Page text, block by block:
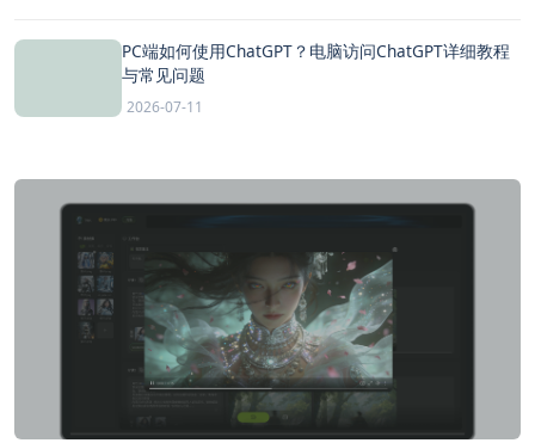
PC端如何使用ChatGPT？电脑访问ChatGPT详细教程
与常见问题
2026-07-11